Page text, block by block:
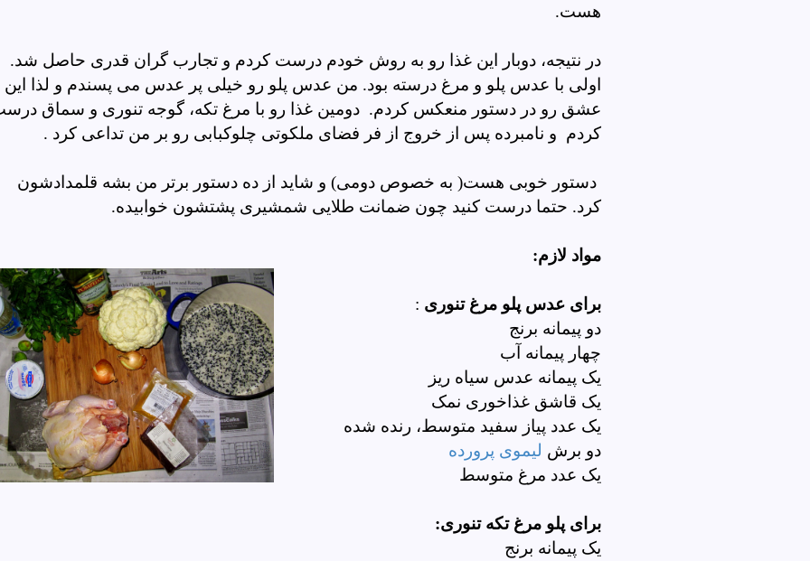
هست.
در نتیجه، دوبار این غذا رو به روش خودم درست کردم و تجارب گران قدری حاصل شد.
اولی با عدس پلو و مرغ درسته بود. من عدس پلو رو خیلی پر عدس می پسندم و لذا این
عشق رو در دستور منعکس کردم. دومین غذا رو با مرغ تکه، گوجه تنوری و سماق
کردم و نامبرده پس از خروج از فر فضای ملکوتی چلوکبابی رو بر من تداعی کرد .
دستور خوبی هست( به خصوص دومی) و شاید از ده دستور برتر من بشه قلمدادشون
کرد. حتما درست کنید چون ضمانت طلایی شمشیری پشتشون خوابیده.
مواد لازم:
برای عدس پلو مرغ تنوری :
دو پیمانه برنج
چهار پیمانه آب
یک پیمانه عدس سیاه ریز
یک قاشق غذاخوری نمک
یک عدد پیاز سفید متوسط، رنده شده
دو برش لیموی پرورده
یک عدد مرغ متوسط
برای پلو مرغ تکه تنوری:
یک پیمانه برنج